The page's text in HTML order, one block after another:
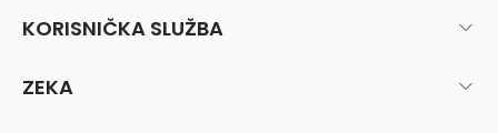
KORISNIČKA SLUŽBA
ZEKA